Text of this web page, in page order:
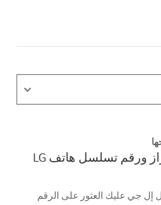
كيفية العثور على طراز ورقم تسلسل هاتف LG
جي عليك العثور على الرقم